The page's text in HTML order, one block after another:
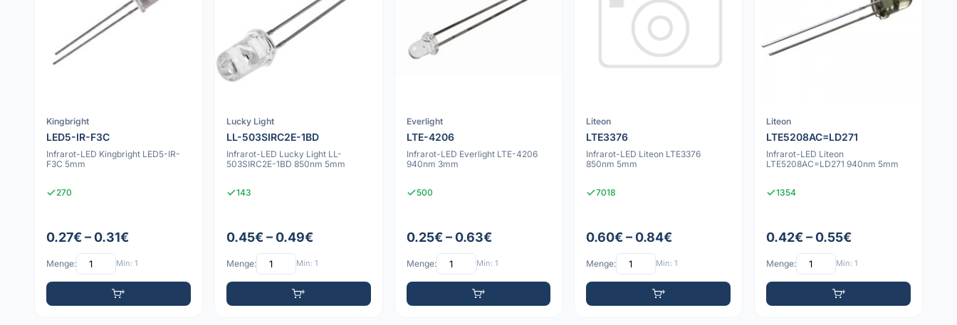
Kingbright
LED5-IR-F3C
Infrarot-LED Kingbright LED5-IR-
F3C 5mm
270
0.27€ – 0.31€
Menge: Min: 1
Lucky Light
LL-503SIRC2E-1BD
Infrarot-LED Lucky Light LL-
503SIRC2E-1BD 850nm 5mm
143
0.45€ – 0.49€
Menge: Min: 1
Everlight
LTE-4206
Infrarot-LED Everlight LTE-4206
940nm 3mm
500
0.25€ – 0.63€
Menge: Min: 1
Liteon
LTE3376
Infrarot-LED Liteon LTE3376
850nm 5mm
7018
0.60€ – 0.84€
Menge: Min: 1
Liteon
LTE5208AC=LD271
Infrarot-LED Liteon
LTE5208AC=LD271 940nm 5mm
1354
0.42€ – 0.55€
Menge: Min: 1